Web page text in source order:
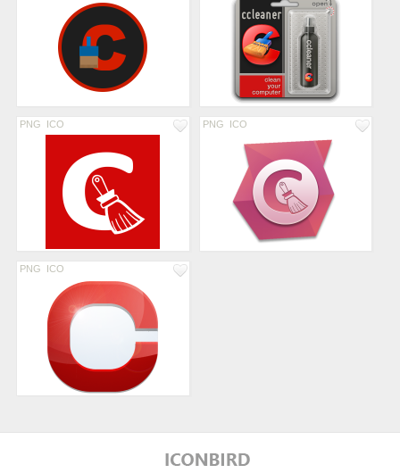
PNG ICO PNG ICO
PNG ICO